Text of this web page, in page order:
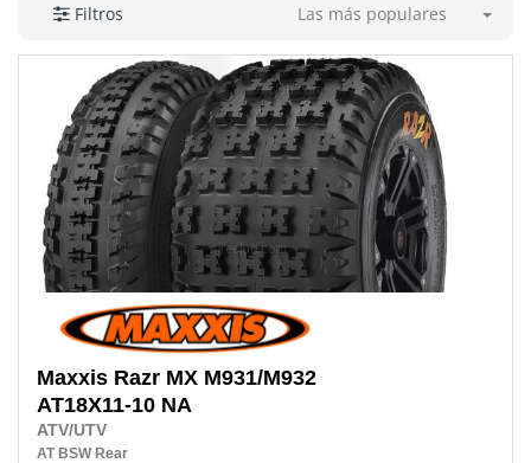
Filtros Las más populares
Maxxis Razr MX M931/M932
AT18X11-10 NA
ATV/UTV
AT BSW Rear